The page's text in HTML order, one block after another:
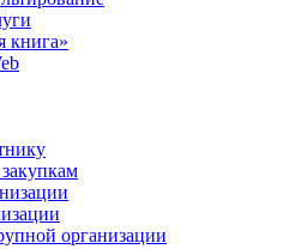
книга»
организации